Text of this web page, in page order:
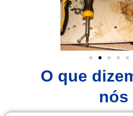
O que
nós